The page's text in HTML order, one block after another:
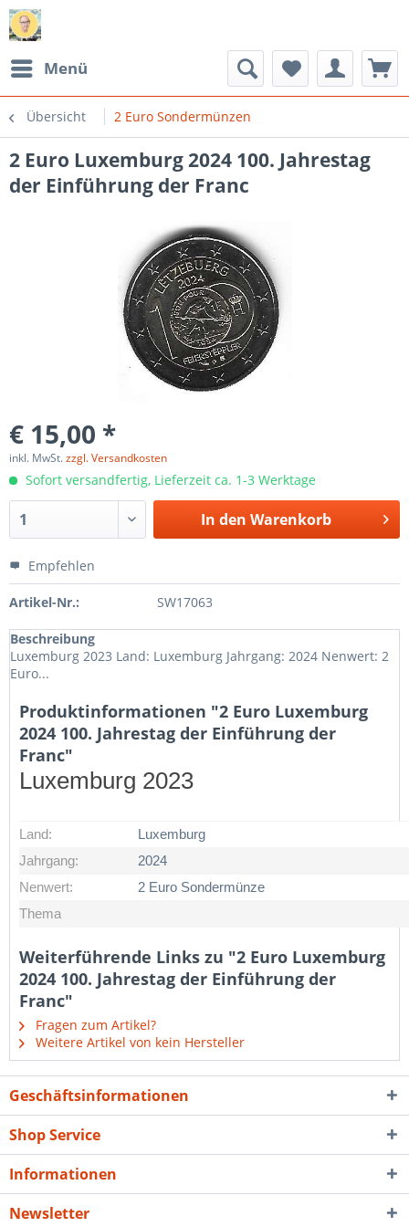
Menü
Übersicht 2 Euro Sondermünzen
2 Euro Luxemburg 2024 100. Jahrestag
der Einführung der Franc
€ 15,00 *
inkl. MwSt.zzgl. Versandkosten
Sofort versandfertig, Lieferzeit ca. 1-3 Werktage
In den Warenkorb
Empfehlen
Artikel-Nr.: SW17063
Beschreibung
Luxemburg 2023 Land: Luxemburg Jahrgang: 2024 Nenwert: 2
Euro...
Produktinformationen "2 Euro Luxemburg
2024 100. Jahrestag der Einführung der
Franc"
Luxemburg 2023
Land:
Luxemburg
Jahrgang:
2024
Nenwert:
2 Euro Sondermünze
Thema
Weiterführende Links zu "2 Euro Luxemburg
2024 100. Jahrestag der Einführung der
Franc"
Fragen zum Artikel?
Weitere Artikel von kein Hersteller
Geschäftsinformationen
Shop Service
Informationen
Newsletter